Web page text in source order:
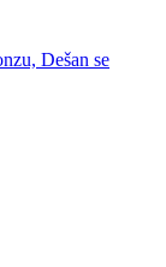
Dešan se